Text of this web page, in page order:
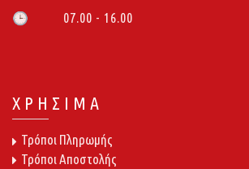
🕒 07.00 - 16.00
ΧΡΗΣΙΜΑ
Τρόποι Πληρωμής
Τρόποι Αποστολής